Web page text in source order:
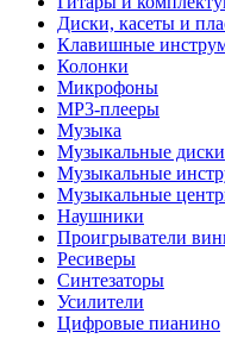
Диски, касеты и
Клавишные
Колонки
Микрофоны
МР3-плееры
Музыка
Музыкальные диски
Музыкальные
Музыкальные
Наушники
Проигрыватели
Ресиверы
Синтезаторы
Усилители
Цифровые пианино